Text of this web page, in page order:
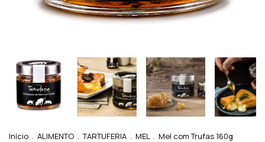
Início . ALIMENTO . TARTUFERIA . MEL . Mel com Trufas 160g